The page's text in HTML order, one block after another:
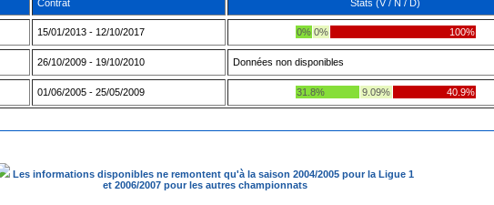
Contrat Stats (V / N / D)
15/01/2013 - 12/10/2017 0% 0% 100%
26/10/2009 - 19/10/2010 Données non disponibles
01/06/2005 - 25/05/2009 31.8% 9.09% 40.9%
Les informations disponibles ne remontent qu'à la saison 2004/2005 pour la Ligue 1
et 2006/2007 pour les autres championnats